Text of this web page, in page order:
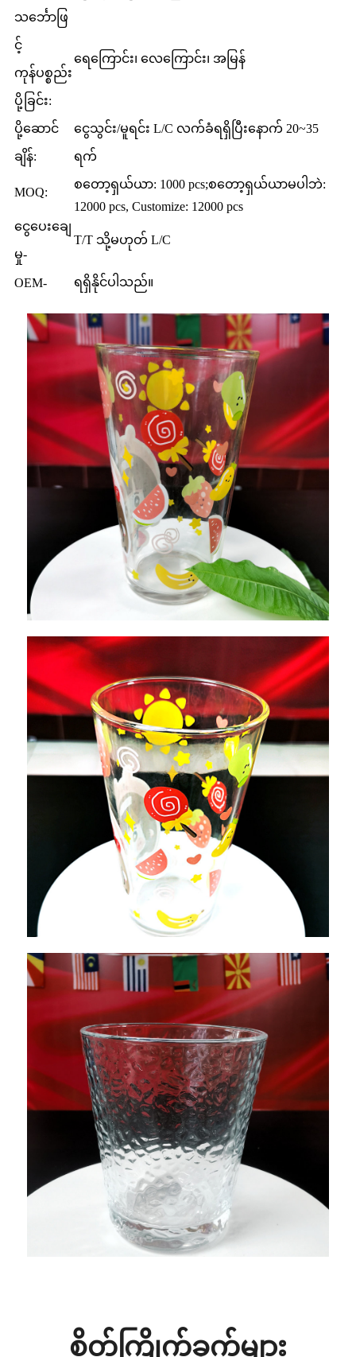
သင်္ဘောဖြ
င့်
ကုန်ပစ္စည်း
ပို့ခြင်း:
ရေကြောင်း၊ လေကြောင်း၊ အမြန်
ပို့ဆောင်
ချိန်:
ငွေသွင်း/မူရင်း L/C လက်ခံရရှိပြီးနောက် 20~35
ရက်
MOQ:
စတော့ရှယ်ယာ: 1000 pcs;စတော့ရှယ်ယာမပါဘဲ:
12000 pcs, Customize: 12000 pcs
ငွေပေးချေ
မှု-
T/T သို့မဟုတ် L/C
OEM- ရရှိနိုင်ပါသည်။
စိတ်ကြိုက်ခွက်များ